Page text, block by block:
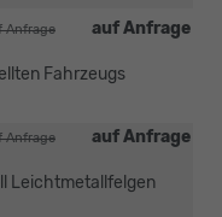
auf Anfrage
Anfrage
Fahrzeugs
auf Anfrage
Anfrage
Leichtmetallfelgen